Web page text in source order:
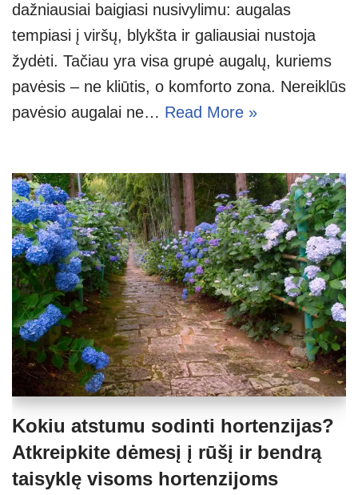
dažniausiai baigiasi nusivylimu: augalas
tempiasi į viršų, blykšta ir galiausiai nustoja
žydėti. Tačiau yra visa grupė augalų, kuriems
pavėsis – ne kliūtis, o komforto zona. Nereiklūs
pavėsio augalai ne… Read More »
Kokiu atstumu sodinti hortenzijas?
Atkreipkite dėmesį į rūšį ir bendrą
taisyklę visoms hortenzijoms